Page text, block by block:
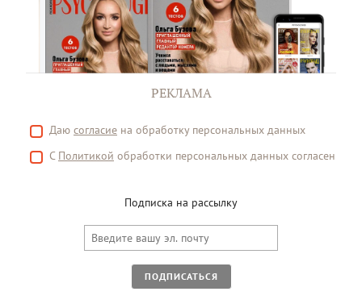
РЕКЛАМА
Даю согласие на обработку персональных данных
С Политикой обработки персональных данных согласен
Подписка на рассылку
ПОДПИСАТЬСЯ